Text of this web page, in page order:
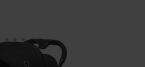
spacerowy